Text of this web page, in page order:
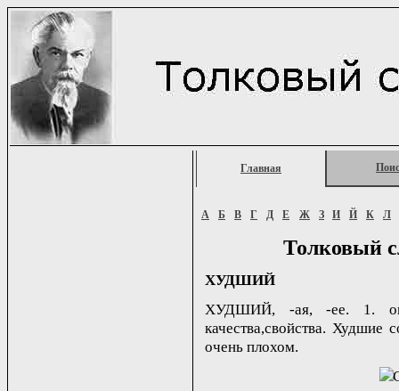
Главная
А Б В Г Д Е Ж З И Й К Л
Толковый
ХУДШИЙ
ХУДШИЙ, -ая, -ее. 1.
качества,свойства.
очень плохом.